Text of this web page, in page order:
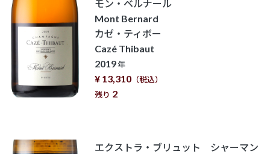
モン・ベルナール
Mont Bernard
カゼ・ティボー
Cazé Thibaut
2019年
¥ 13,310 （税込）
残り 2
エクストラ・ブリュット シャーマン